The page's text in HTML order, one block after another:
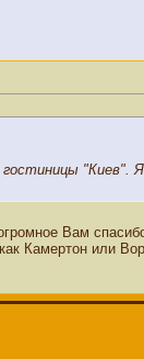
"Киев".
Вам
Камертон или